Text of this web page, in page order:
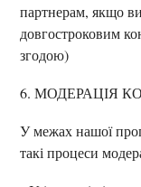
партнерам, якщо
довгостроковим
згодою)
6. МОДЕРАЦІЯ
У межах нашої
такі процеси